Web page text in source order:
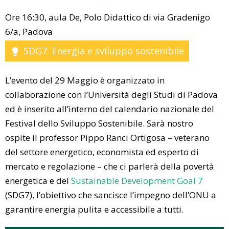
Ore 16:30, aula De, Polo Didattico di via Gradenigo
6/a, Padova
SDG7: Energia e sviluppo sostenibile
L’evento del 29 Maggio è organizzato in
collaborazione con l’Università degli Studi di Padova
ed è inserito all’interno del calendario nazionale del
Festival dello Sviluppo Sostenibile. Sarà nostro
ospite il professor Pippo Ranci Ortigosa – veterano
del settore energetico, economista ed esperto di
mercato e regolazione – che ci parlerà della povertà
energetica e del Sustainable Development Goal 7
(SDG7), l’obiettivo che sancisce l’impegno dell’ONU a
garantire energia pulita e accessibile a tutti.